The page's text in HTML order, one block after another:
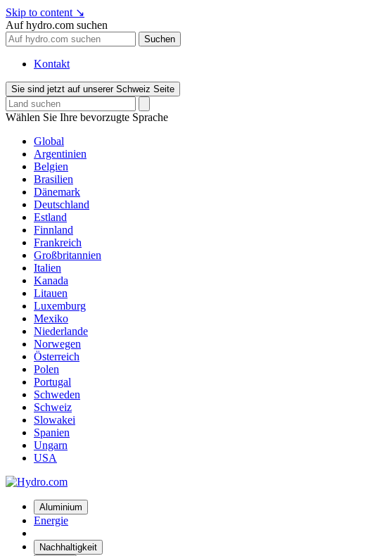
Skip to content ↘
Auf hydro.com suchen
Suchen
Kontakt
Sie sind jetzt auf unserer Schweiz Seite
Wählen Sie Ihre bevorzugte Sprache
Global
Argentinien
Belgien
Brasilien
Dänemark
Deutschland
Estland
Finnland
Frankreich
Großbritannien
Italien
Kanada
Litauen
Luxemburg
Mexiko
Niederlande
Norwegen
Österreich
Polen
Portugal
Schweden
Schweiz
Slowakei
Spanien
Ungarn
USA
Aluminium
Energie
Nachhaltigkeit